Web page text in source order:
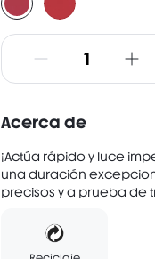
Acerca de
¡Actúa rápido y luce
una duración
precisos y a prueba de